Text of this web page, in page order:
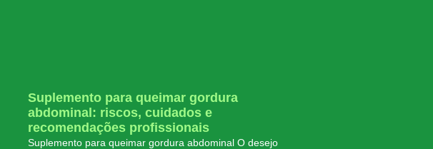
Suplemento para queimar gordura
abdominal: riscos, cuidados e
recomendações profissionais
Suplemento para queimar gordura abdominal O desejo